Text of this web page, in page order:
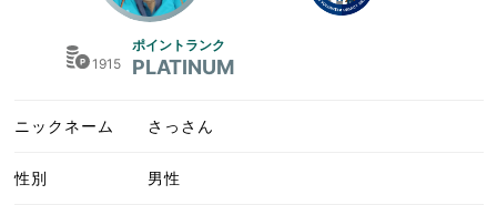
1915
ポイントランク
PLATINUM
ニックネーム さっさん
性別 男性